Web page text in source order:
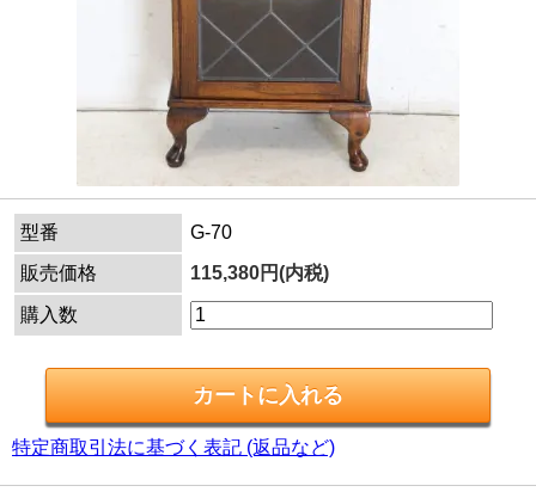
型番
G-70
販売価格
115,380円(内税)
購入数
特定商取引法に基づく表記 (返品など)